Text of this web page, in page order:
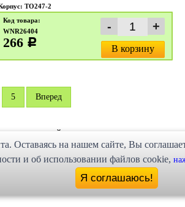
TO247-2
Код товара:
WNR26404
266 c
В корзину
5 Вперед
почтой
диоды
Оставаясь на нашем сайте, Bы
и об использовании файлов cookie,
Я соглашаюсь!